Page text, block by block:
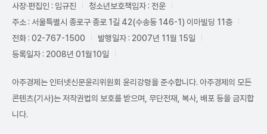
사장·편집인 : 임규진
청소년보호책임자 : 전운
주소 : 서울특별시 종로구 종로 1길 42(수송동 146-1) 이마빌딩 11층
전화 : 02-767-1500
발행일자 : 2007년 11월 15일
등록일자 : 2008년 01월10일
아주경제는 인터넷신문윤리위원회 윤리강령을 준수합니다. 아주경제의 모든
콘텐츠(기사)는 저작권법의 보호를 받으며, 무단전재, 복사, 배포 등을 금지합
니다.